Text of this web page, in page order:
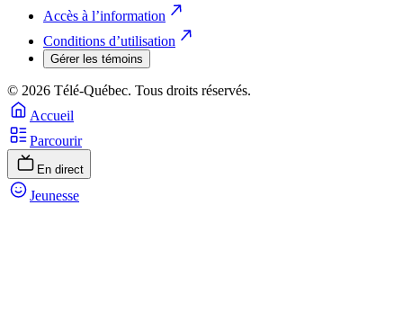
Accès à l’information
Conditions d’utilisation
Gérer les témoins
© 2026 Télé-Québec. Tous droits réservés.
Accueil
Parcourir
En direct
Jeunesse